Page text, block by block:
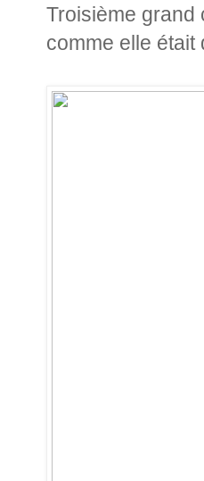
Troisième grand
comme elle était